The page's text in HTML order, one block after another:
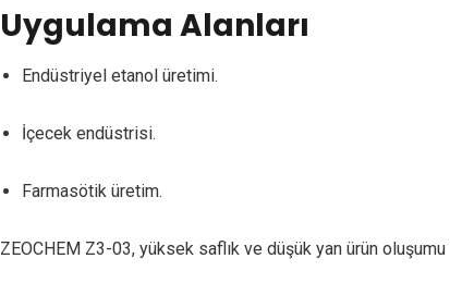
Uygulama Alanları
Endüstriyel etanol üretimi.
İçecek endüstrisi.
Farmasötik üretim.
ZEOCHEM Z3-03, yüksek saflık ve düşük yan ürün